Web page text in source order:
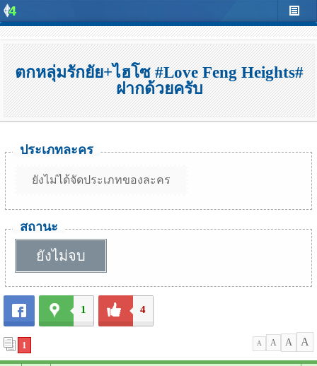
ตกหลุ่มรักยัย+ไฮโซ #Love Feng Heights#
ฝากด้วยครับ
ประเภทละคร
ยังไม่ได้จัดประเภทของละคร
สถานะ
ยังไม่จบ
1 4
1 A A A A